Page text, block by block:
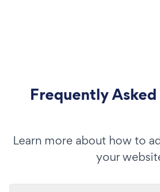
Frequently
Learn more about how to
your